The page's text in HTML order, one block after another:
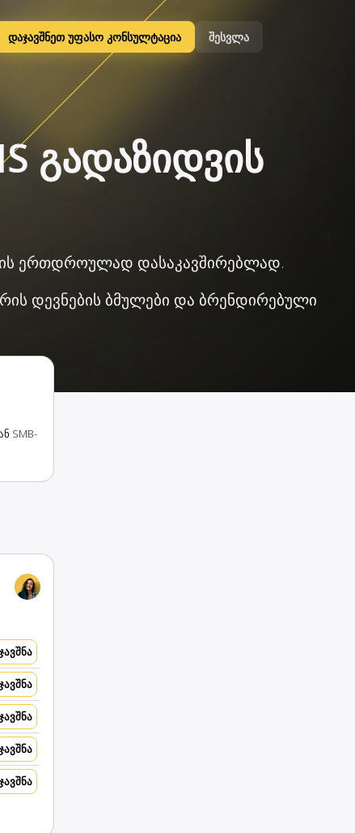
დაჯავშნეთ უფასო კონსულტაცია შესვლა
გადაზიდვის
ერთდროულად დასაკავშირებლად.
დევნების ბმულები და ბრენდირებული
SMB-